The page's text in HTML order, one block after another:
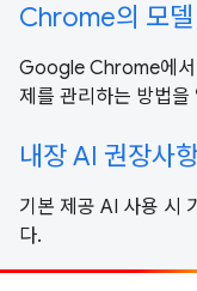
Chrome의 모델
Google Chrome에서
제를 관리하는 방법을
내장 AI 권장사
기본 제공 AI 사용 시
다.